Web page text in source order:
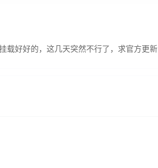
载好好的，这几天突然不行了，求官方更新